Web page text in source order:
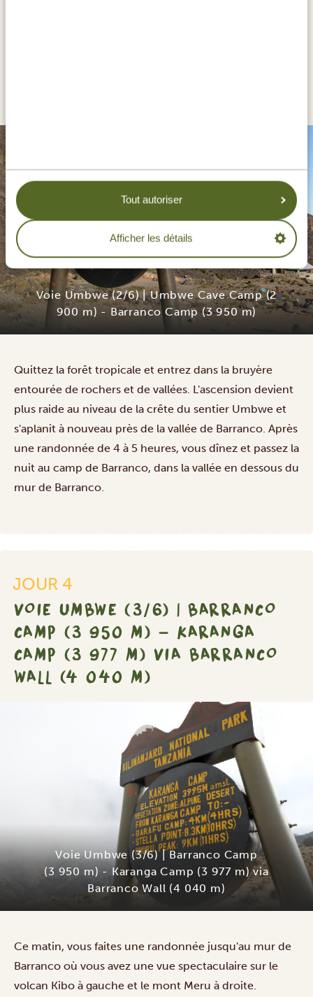
Tout autoriser
Afficher les détails
Voie Umbwe (2/6) | Umbwe Cave Camp (2
900 m) - Barranco Camp (3 950 m)
Quittez la forêt tropicale et entrez dans la bruyère
entourée de rochers et de vallées. L'ascension devient
plus raide au niveau de la crête du sentier Umbwe et
s'aplanit à nouveau près de la vallée de Barranco. Après
une randonnée de 4 à 5 heures, vous dînez et passez la
nuit au camp de Barranco, dans la vallée en dessous du
mur de Barranco.
JOUR 4
VOIE UMBWE (3/6) | BARRANCO
CAMP (3 950 M) - KARANGA
CAMP (3 977 M) VIA BARRANCO
WALL (4 040 M)
Voie Umbwe (3/6) | Barranco Camp
(3 950 m) - Karanga Camp (3 977 m) via
Barranco Wall (4 040 m)
Ce matin, vous faites une randonnée jusqu'au mur de
Barranco où vous avez une vue spectaculaire sur le
volcan Kibo à gauche et le mont Meru à droite.